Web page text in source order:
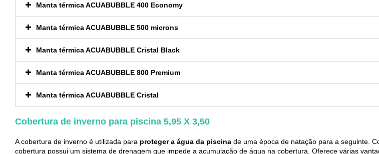
Manta térmica ACUABUBBLE 400 Economy
Manta térmica ACUABUBBLE 500 microns
Manta térmica ACUABUBBLE Cristal Black
Manta térmica ACUABUBBLE 800 Premium
Manta térmica ACUABUBBLE Cristal
Cobertura de inverno para piscina 5,95 X 3,50
A cobertura de inverno é utilizada para proteger a água da piscina de uma época de natação para a seguinte.
cobertura possui um sistema de drenagem que impede a acumulação de água na cobertura. Oferece várias